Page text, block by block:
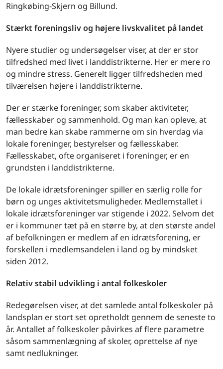
Ringkøbing-Skjern og Billund.
Stærkt foreningsliv og højere livskvalitet på landet
Nyere studier og undersøgelser viser, at der er stor
tilfredshed med livet i landdistrikterne. Her er mere ro
og mindre stress. Generelt ligger tilfredsheden med
tilværelsen højere i landdistrikterne.
Der er stærke foreninger, som skaber aktiviteter,
fællesskaber og sammenhold. Og man kan opleve, at
man bedre kan skabe rammerne om sin hverdag via
lokale foreninger, bestyrelser og fællesskaber.
Fællesskabet, ofte organiseret i foreninger, er en
grundsten i landdistrikterne.
De lokale idrætsforeninger spiller en særlig rolle for
børn og unges aktivitetsmuligheder. Medlemstallet i
lokale idrætsforeninger var stigende i 2022. Selvom det
er i kommuner tæt på en større by, at den største andel
af befolkningen er medlem af en idrætsforening, er
forskellen i medlemsandelen i land og by mindsket
siden 2012.
Relativ stabil udvikling i antal folkeskoler
Redegørelsen viser, at det samlede antal folkeskoler på
landsplan er stort set opretholdt gennem de seneste to
år. Antallet af folkeskoler påvirkes af flere parametre
såsom sammenlægning af skoler, oprettelse af nye
samt nedlukninger.